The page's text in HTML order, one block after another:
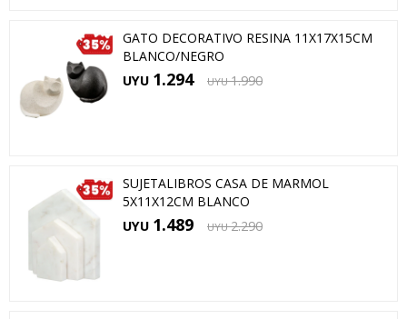
GATO DECORATIVO RESINA 11X17X15CM
BLANCO/NEGRO
UYU 1.294 UYU 1.990
SUJETALIBROS CASA DE MARMOL
5X11X12CM BLANCO
UYU 1.489 UYU 2.290